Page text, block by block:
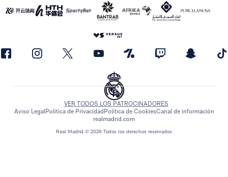
Real Madrid © 2026 Todos los derechos reservados
VER TODOS LOS PATROCINADORES
Aviso LegalPolítica de PrivacidadPolítica de CookiesCanal de información
realmadrid.com